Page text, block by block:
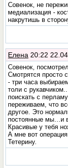
Совенок, не
медиализация -
накрутишь в
Елена 20:22
Совенок,
Смотрятся просто
- три часа
толи с
поискать с
переживаем, что
другое. Это
постоянные мы…и
Красивые у тебя
А мне вот
Тетерину.